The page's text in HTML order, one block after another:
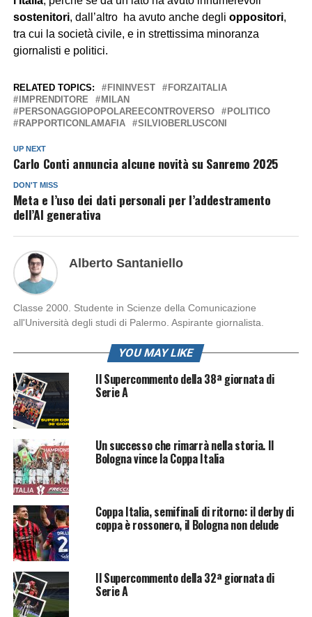
sostenitori, dall’altro ha avuto anche degli oppositori,
tra cui la società civile, e in strettissima minoranza
giornalisti e politici.
RELATED TOPICS: FININVEST
FORZAITALIA
IMPRENDITORE
MILAN
PERSONAGGIOPOPOLAREECONTROVERSO
POLITICO
RAPPORTICONLAMAFIA
SILVIOBERLUSCONI
UP NEXT
Carlo Conti annuncia alcune novità su Sanremo 2025
DON'T MISS
Meta e l’uso dei dati personali per l’addestramento
dell’AI generativa
Alberto Santaniello
Classe 2000. Studente in Scienze della Comunicazione
all'Università degli studi di Palermo. Aspirante giornalista.
YOU MAY LIKE
Il Supercommento della 38ª giornata di
Serie A
Un successo che rimarrà nella storia. Il
Bologna vince la Coppa Italia
Coppa Italia, semifinali di ritorno: il derby di
coppa è rossonero, il Bologna non delude
Il Supercommento della 32ª giornata di
Serie A